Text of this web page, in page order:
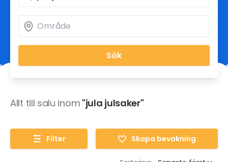
Sök
Allt till salu inom "jula julsaker"
Filter Skapa bevakning